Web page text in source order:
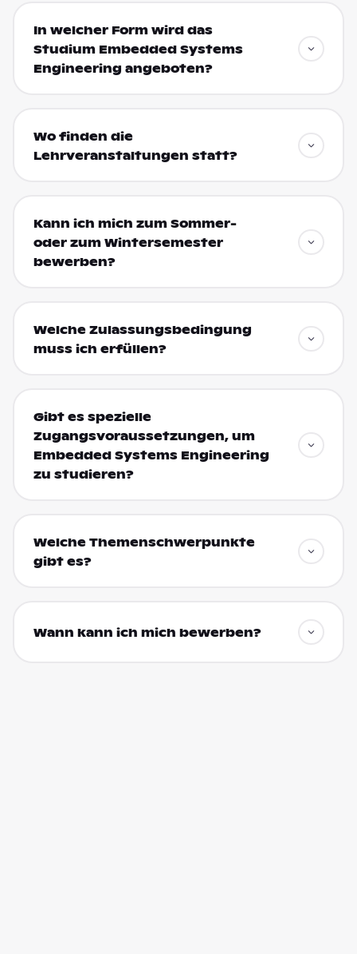
In welcher Form wird das
Studium Embedded Systems
Engineering angeboten?
Wo finden die
Lehrveranstaltungen statt?
Kann ich mich zum Sommer-
oder zum Wintersemester
bewerben?
Welche Zulassungsbedingung
muss ich erfüllen?
Gibt es spezielle
Zugangsvoraussetzungen, um
Embedded Systems Engineering
zu studieren?
Welche Themenschwerpunkte
gibt es?
Wann kann ich mich bewerben?